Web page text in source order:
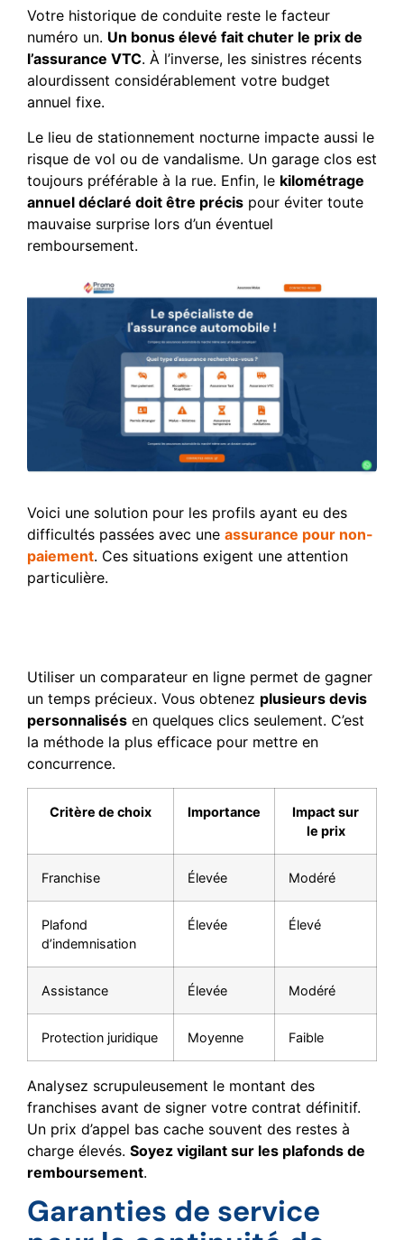
Votre historique de conduite reste le facteur
numéro un. Un bonus élevé fait chuter le prix de
l’assurance VTC. À l’inverse, les sinistres récents
alourdissent considérablement votre budget
annuel fixe.
Le lieu de stationnement nocturne impacte aussi le
risque de vol ou de vandalisme. Un garage clos est
toujours préférable à la rue. Enfin, le kilométrage
annuel déclaré doit être précis pour éviter toute
mauvaise surprise lors d’un éventuel
remboursement.
Voici une solution pour les profils ayant eu des
difficultés passées avec une assurance pour non-
paiement. Ces situations exigent une attention
particulière.
Utiliser un comparateur en ligne permet de gagner
un temps précieux. Vous obtenez plusieurs devis
personnalisés en quelques clics seulement. C’est
la méthode la plus efficace pour mettre en
concurrence.
Critère de choix Importance
Impact sur
le prix
Franchise Élevée Modéré
Plafond
d’indemnisation
Élevée Élevé
Assistance Élevée Modéré
Protection juridique Moyenne Faible
Analysez scrupuleusement le montant des
franchises avant de signer votre contrat définitif.
Un prix d’appel bas cache souvent des restes à
charge élevés. Soyez vigilant sur les plafonds de
remboursement.
Garanties de service